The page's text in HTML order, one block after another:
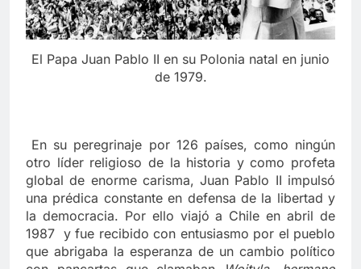
El Papa Juan Pablo II en su Polonia natal en junio
de 1979.
En su peregrinaje por 126 países, como ningún
otro líder religioso de la historia y como profeta
global de enorme carisma, Juan Pablo II impulsó
una prédica constante en defensa de la libertad y
la democracia. Por ello viajó a Chile en abril de
1987 y fue recibido con entusiasmo por el pueblo
que abrigaba la esperanza de un cambio político